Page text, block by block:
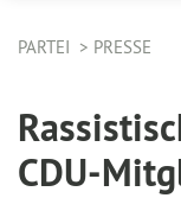
PARTEI PRESSE
CDU-